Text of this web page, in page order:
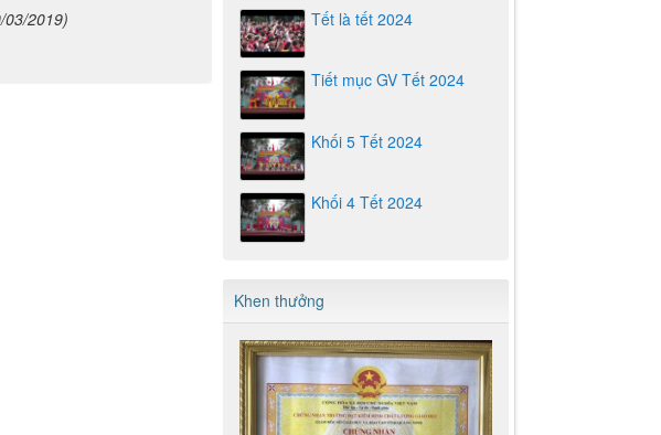
03/2019)
Tết là tết 2024
Tiết mục GV Tết 2024
Khối 5 Tết 2024
Khối 4 Tết 2024
Khen thưởng